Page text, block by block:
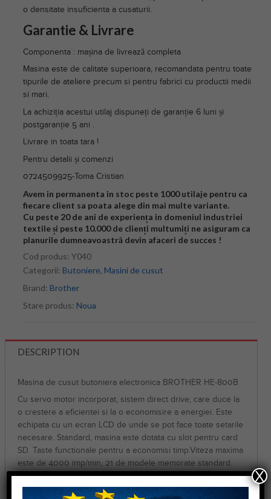
o densitate insuficienta a cusaturii.
Garantie & Livrare
Componenta : mașina de livrează completa
Masina este de calitate superioara, recomandata pentru toate
tipurile de ateliere precum si pentru fabrici cu productii medii
si mari.
La achiziția acestui utilaj dispuneți de garanție 6 luni și
postgaranție 5 ani .
Livrare in toata tara !
Pentru detalii și comenzi
0724509925-Toma Cristian
Avem in permanenta in stoc peste 1000 utilaje pentru ca
fiecare client sa poata alege din mai multe variante.
Cu peste 20 de ani de experiența in domeniul industriei
textile și peste 10.000 de clienți multumiți ne asiguram ca
planurile dumneavoastră devin afaceri de succes !
Cod produs: Y040
Categorii: Butoniere, Masini de cusut
Brand: Brother
Stare produs: Noua
DESCRIPTION
Masina de cusut butoniera electronica BROTHER HE-800B
Cu servo motor incorporat, sistem direct drive, care duce la
o crestere a eficientei si la o economisire a energiei. Este
echipata cu un ecran LCD de unde se pot face toate setarile
necesare. Standard, masina este dotata cu slot pentru card
SD. Taste functionale pentru a economisi timp.Viteza maxima
este de 4000 imp/min, 21 de modele memorate standard.
executa o cusatura de inalta calitate, cu un graifer ce
X